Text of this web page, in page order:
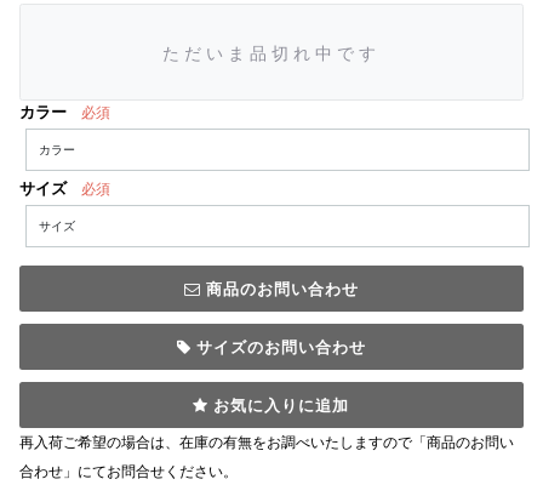
ただいま品切れ中です
カラー 必須
サイズ 必須
商品のお問い合わせ
サイズのお問い合わせ
お気に入りに追加
再入荷ご希望の場合は、在庫の有無をお調べいたしますので「商品のお問い
合わせ」にてお問合せください。